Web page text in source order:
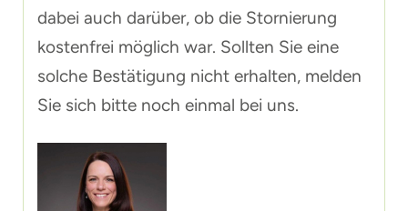
dabei auch darüber, ob die Stornierung
kostenfrei möglich war. Sollten Sie eine
solche Bestätigung nicht erhalten, melden
Sie sich bitte noch einmal bei uns.